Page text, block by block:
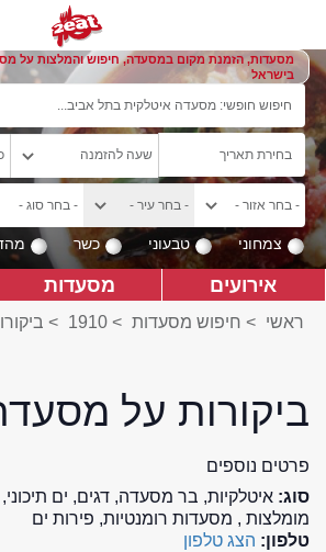
מסעדות, הזמנת מקום במסעדה, חיפוש והמלצות על
בישראל
צמחוני טבעוני כשר
אירועים מסעדות
ראשי > חיפוש מסעדות >
1910
> ביקורות
ביקורות על מסעדת
פרטים נוספים
סוג: איטלקיות, בר מסעדה, דגים, ים
מומלצות , מסעדות רומנטיות, פירות ים
טלפון: הצג טלפון